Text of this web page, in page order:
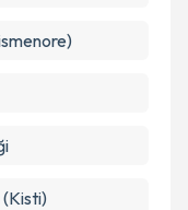
(Kisti)